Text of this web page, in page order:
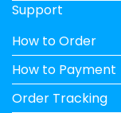
Support
How to Order
How to Payment
Order Tracking